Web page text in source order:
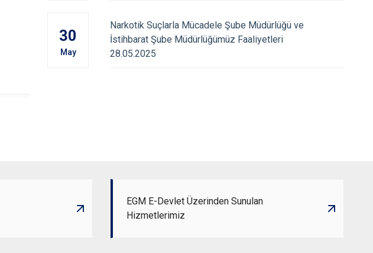
Narkotik Suçlarla Mücadele Şube
Müdürlüğümüz Faaliyetleri
(29.06.2026)
Narkotik Suçlarla
30
May
Narkotik Suçlarla Mücadele Şube Müdürlüğü ve
İstihbarat Şube Müdürlüğümüz Faaliyetleri
28.05.2025
EGM E-Devlet Üzerinden Sunulan
Hizmetlerimiz